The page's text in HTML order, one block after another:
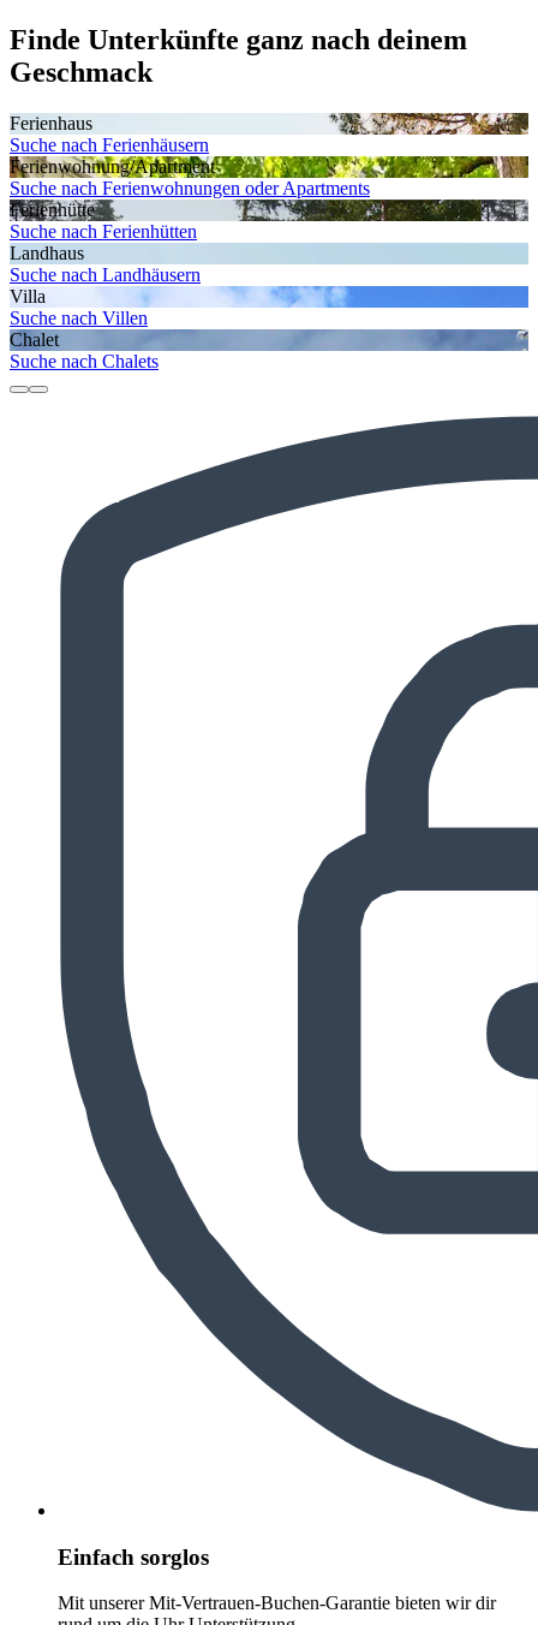
Finde Unterkünfte ganz nach deinem
Geschmack
Ferienhaus
Suche nach Ferienhäusern
Ferienwohnung/Apartment
Suche nach Ferienwohnungen oder Apartments
Ferienhütte
Suche nach Ferienhütten
Landhaus
Suche nach Landhäusern
Villa
Suche nach Villen
Chalet
Suche nach Chalets
Einfach sorglos
Mit unserer Mit-Vertrauen-Buchen-Garantie bieten wir dir